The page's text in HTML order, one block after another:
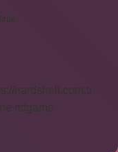
hardshell.com.tr
nttgame